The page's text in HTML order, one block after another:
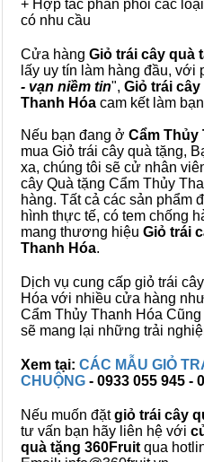
+ Hợp tác phân phối các
có nhu cầu
Cửa hàng Giỏ trái cây quà
lấy uy tín làm hàng đầu, với
- vạn niềm tin", Giỏ trái cây
Thanh Hóa cam kết làm
Nếu bạn đang ở Cẩm Thủy
mua Giỏ trái cây quà tặng,
xa, chúng tôi sẽ cử nhân
cây Quà tặng Cẩm Thủy
hàng. Tất cả các sản phẩm
hình thực tế, có tem chống
mang thương hiệu Giỏ trái
Thanh Hóa.
Dịch vụ cung cấp giỏ trái
Hóa với nhiều cửa hàng
Cẩm Thủy Thanh Hóa
sẽ mang lại những trải
Xem tại: CÁC MẪU GIỎ
CHUỘNG - 0933 055 945 -
Nếu muốn đặtgiỏ trái cây
tư vấn bạn hãy liên hệ với
quà tặng 360Fruit qua